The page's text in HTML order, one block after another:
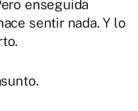
enseguida
sentir nada. Y lo